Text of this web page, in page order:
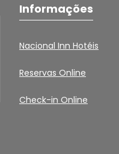
Informações
Nacional Inn Hotéis
Reservas Online
Check-in Online